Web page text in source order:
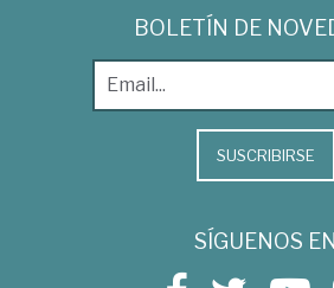
BOLETÍN DE
SUSCRIBIRSE
SÍGUENOS EN